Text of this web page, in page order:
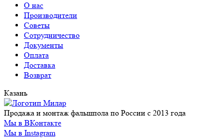
О нас
Производители
Советы
Сотрудничество
Документы
Оплата
Доставка
Возврат
Казань
Продажа и монтаж фальшпола по России с 2013 года
Мы в ВКонтакте
Мы в Instagram